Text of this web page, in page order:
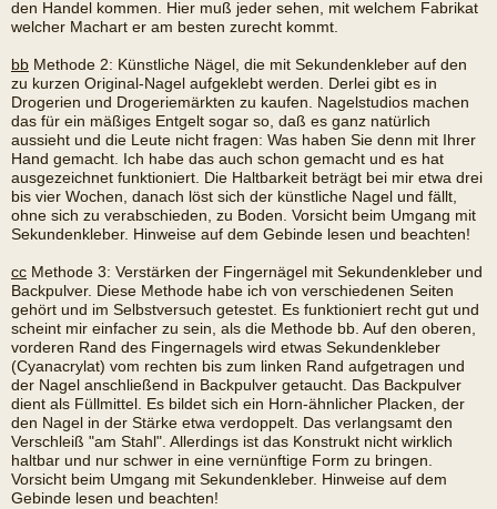
den Handel kommen. Hier muß jeder sehen, mit welchem Fabrikat
welcher Machart er am besten zurecht kommt.
bb Methode 2: Künstliche Nägel, die mit Sekundenkleber auf den
zu kurzen Original-Nagel aufgeklebt werden. Derlei gibt es in
Drogerien und Drogeriemärkten zu kaufen. Nagelstudios machen
das für ein mäßiges Entgelt sogar so, daß es ganz natürlich
aussieht und die Leute nicht fragen: Was haben Sie denn mit Ihrer
Hand gemacht. Ich habe das auch schon gemacht und es hat
ausgezeichnet funktioniert. Die Haltbarkeit beträgt bei mir etwa drei
bis vier Wochen, danach löst sich der künstliche Nagel und fällt,
ohne sich zu verabschieden, zu Boden. Vorsicht beim Umgang mit
Sekundenkleber. Hinweise auf dem Gebinde lesen und beachten!
cc Methode 3: Verstärken der Fingernägel mit Sekundenkleber und
Backpulver. Diese Methode habe ich von verschiedenen Seiten
gehört und im Selbstversuch getestet. Es funktioniert recht gut und
scheint mir einfacher zu sein, als die Methode bb. Auf den oberen,
vorderen Rand des Fingernagels wird etwas Sekundenkleber
(Cyanacrylat) vom rechten bis zum linken Rand aufgetragen und
der Nagel anschließend in Backpulver getaucht. Das Backpulver
dient als Füllmittel. Es bildet sich ein Horn-ähnlicher Placken, der
den Nagel in der Stärke etwa verdoppelt. Das verlangsamt den
Verschleiß "am Stahl". Allerdings ist das Konstrukt nicht wirklich
haltbar und nur schwer in eine vernünftige Form zu bringen.
Vorsicht beim Umgang mit Sekundenkleber. Hinweise auf dem
Gebinde lesen und beachten!